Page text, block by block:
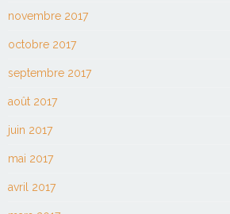
novembre 2017
octobre 2017
septembre 2017
août 2017
juin 2017
mai 2017
avril 2017